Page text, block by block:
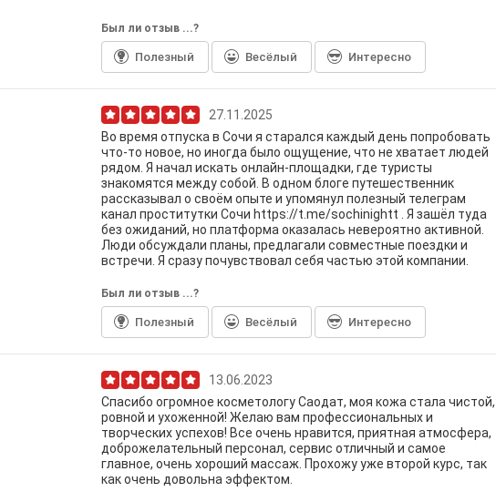
Был ли отзыв ...?
Полезный Весёлый Интересно
27.11.2025
Во время отпуска в Сочи я старался каждый день попробовать
что-то новое, но иногда было ощущение, что не хватает людей
рядом. Я начал искать онлайн-площадки, где туристы
знакомятся между собой. В одном блоге путешественник
рассказывал о своём опыте и упомянул полезный телеграм
канал проститутки Сочи https://t.me/sochinightt . Я зашёл туда
без ожиданий, но платформа оказалась невероятно активной.
Люди обсуждали планы, предлагали совместные поездки и
встречи. Я сразу почувствовал себя частью этой компании.
Был ли отзыв ...?
Полезный Весёлый Интересно
13.06.2023
Спасибо огромное косметологу Саодат, моя кожа стала чистой,
ровной и ухоженной! Желаю вам профессиональных и
творческих успехов! Все очень нравится, приятная атмосфера,
доброжелательный персонал, сервис отличный и самое
главное, очень хороший массаж. Прохожу уже второй курс, так
как очень довольна эффектом.